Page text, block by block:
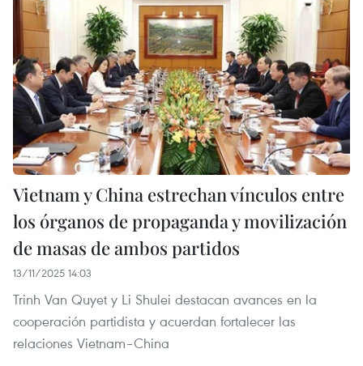
Vietnam y China estrechan vínculos entre
los órganos de propaganda y movilización
de masas de ambos partidos
13/11/2025 14:03
Trinh Van Quyet y Li Shulei destacan avances en la
cooperación partidista y acuerdan fortalecer las
relaciones Vietnam–China